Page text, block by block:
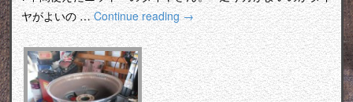
ヤがよいの …Continue reading→